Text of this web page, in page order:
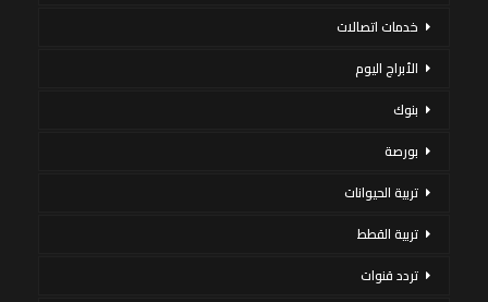
خدمات اتصالات
الأبراج اليوم
بنوك
بورصة
تربية الحيوانات
تربية القطط
تردد قنوات